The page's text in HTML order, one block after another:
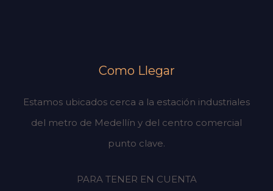
Como Llegar
Estamos ubicados cerca a la estación industriales
del metro de Medellín y del centro comercial
punto clave.
PARA TENER EN CUENTA